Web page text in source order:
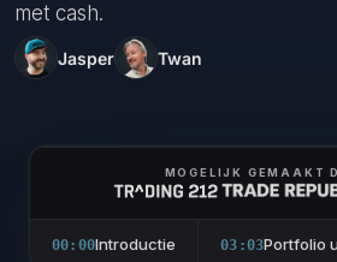
met cash.
Jasper Twan
MOGELIJK GEMAAKT
00:00Introductie 03:03Portfolio